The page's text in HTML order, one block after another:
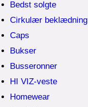
Bedst solgte
Cirkulær beklædning
Caps
Bukser
Busseronner
HI VIZ-veste
Homewear